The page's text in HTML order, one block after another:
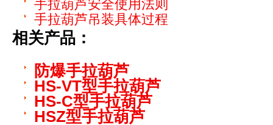
手拉葫芦安全使用法则
手拉葫芦吊装具体过程
相关产品：
防爆手拉葫芦
HS-VT型手拉葫芦
HS-C型手拉葫芦
HSZ型手拉葫芦